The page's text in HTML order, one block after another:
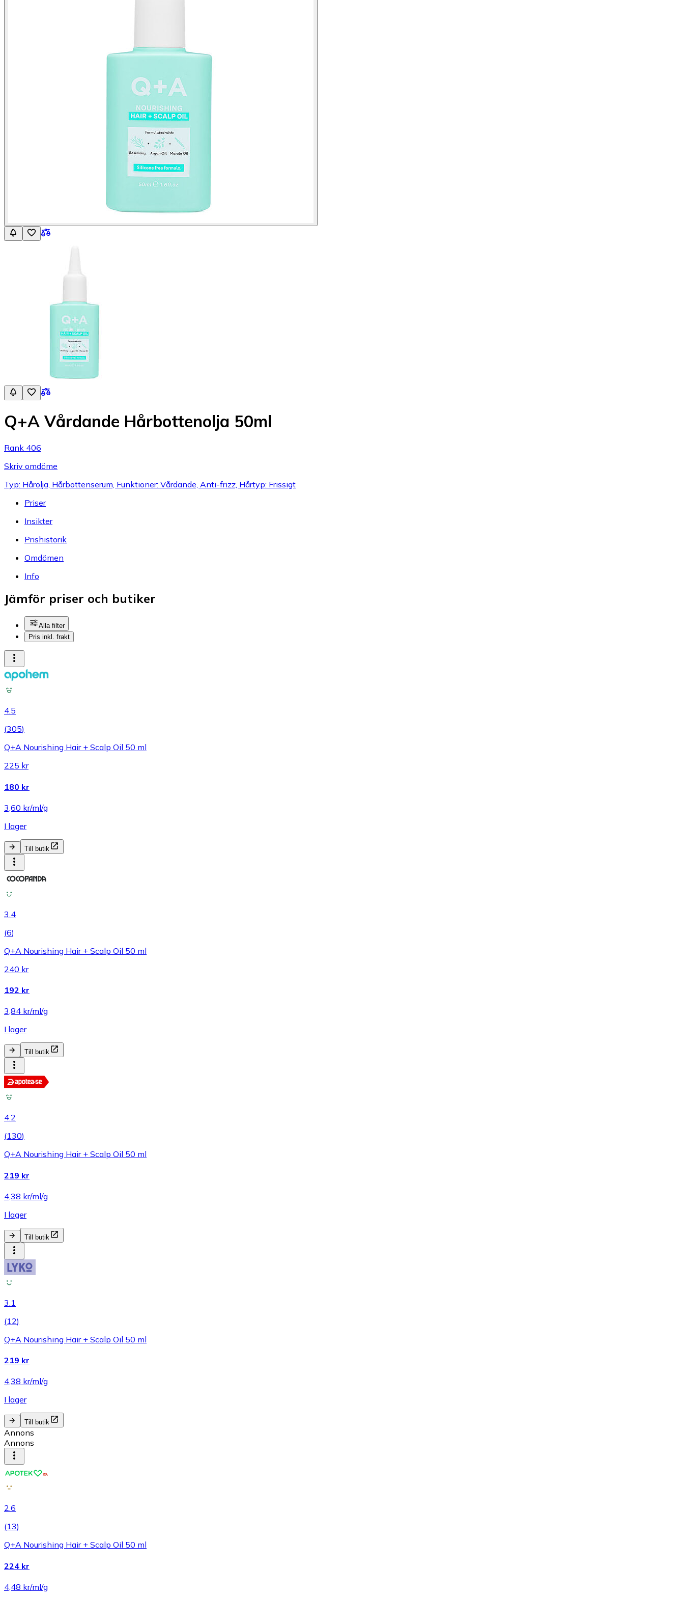
Q+A Vårdande Hårbottenolja 50ml
Rank 406
Skriv omdöme
Typ: Hårolja, Hårbottenserum, Funktioner: Vårdande, Anti-frizz, Hårtyp: Frissigt
Priser
Insikter
Prishistorik
Omdömen
Info
Jämför priser och butiker
Alla filter
Pris inkl. frakt
4.5
(305)
Q+A Nourishing Hair + Scalp Oil 50 ml
225 kr
180 kr
3,60 kr/ml/g
I lager
Till butik
3.4
(6)
Q+A Nourishing Hair + Scalp Oil 50 ml
240 kr
192 kr
3,84 kr/ml/g
I lager
Till butik
4.2
(130)
Q+A Nourishing Hair + Scalp Oil 50 ml
219 kr
4,38 kr/ml/g
I lager
Till butik
3.1
(12)
Q+A Nourishing Hair + Scalp Oil 50 ml
219 kr
4,38 kr/ml/g
I lager
Till butik
Annons
Annons
2.6
(13)
Q+A Nourishing Hair + Scalp Oil 50 ml
224 kr
4,48 kr/ml/g